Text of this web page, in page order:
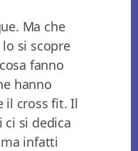
Ma che
si scopre
fanno
hanno
il cross fit. Il
si dedica
infatti